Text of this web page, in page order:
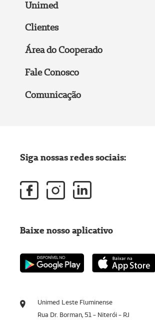
Unimed
Clientes
Área do Cooperado
Fale Conosco
Comunicação
Unimed Leste Fluminense
Rua Dr. Borman, 51 - Niterói - RJ
Siga nossas redes sociais:
Baixe nosso aplicativo